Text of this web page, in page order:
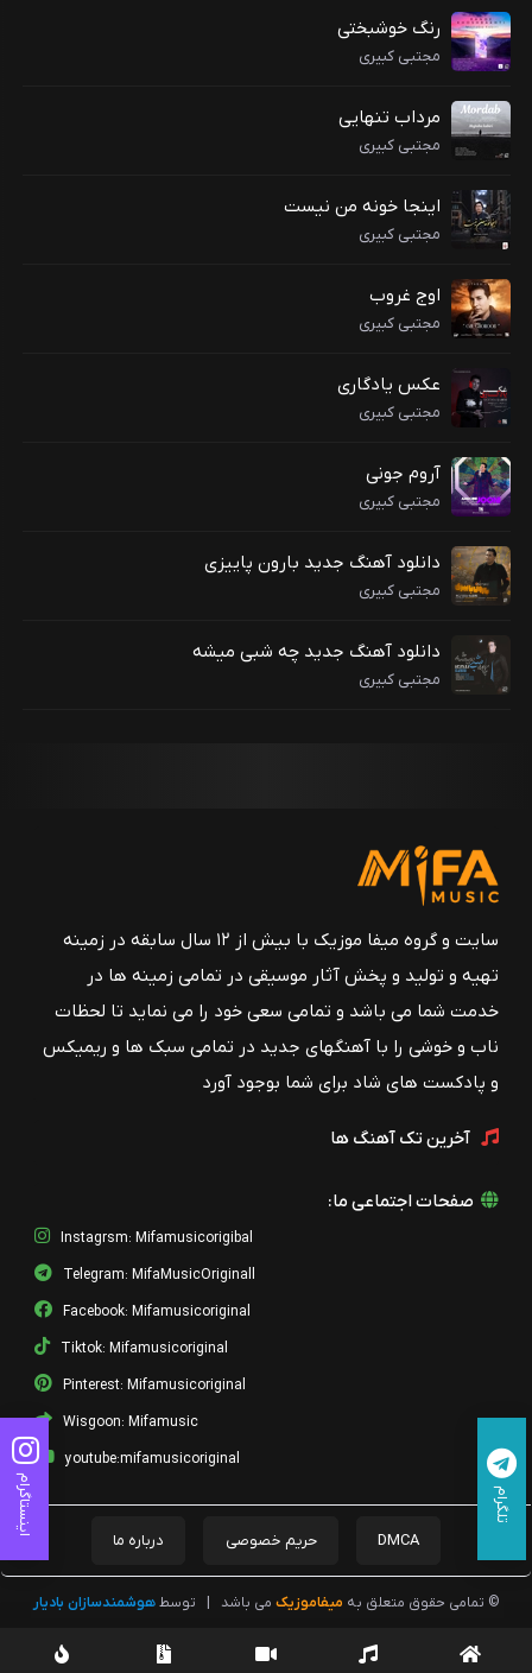
رنگ خوشبختی
مجتبی کبیری
مرداب تنهایی
مجتبی کبیری
اینجا خونه من نیست
مجتبی کبیری
اوج غروب
مجتبی کبیری
عکس یادگاری
مجتبی کبیری
آروم جونی
مجتبی کبیری
دانلود آهنگ جدید بارون پاییزی
مجتبی کبیری
دانلود آهنگ جدید چه شبی میشه
مجتبی کبیری
سایت و گروه میفا موزیک با بیش از ۱۲ سال سابقه در زمینه
تهیه و تولید و پخش آثار موسیقی در تمامی زمینه ها در
خدمت شما می باشد و تمامی سعی خود را می نماید تا لحظات
ناب و خوشی را با آهنگهای جدید در تمامی سبک ها و ریمیکس
و پادکست های شاد برای شما بوجود آورد
آخرین تک آهنگ ها
صفحات اجتماعی ما:
Instagrsm: Mifamusicorigibal
Telegram: MifaMusicOriginall
Facebook: Mifamusicoriginal
Tiktok: Mifamusicoriginal
Pinterest: Mifamusicoriginal
Wisgoon: Mifamusic
youtube:mifamusicoriginal
DMCA حریم خصوصی درباره ما
© تمامی حقوق متعلق به میفاموزیک می باشد توسطهوشمندسازان بادیار
اینستاگرام تلگرام